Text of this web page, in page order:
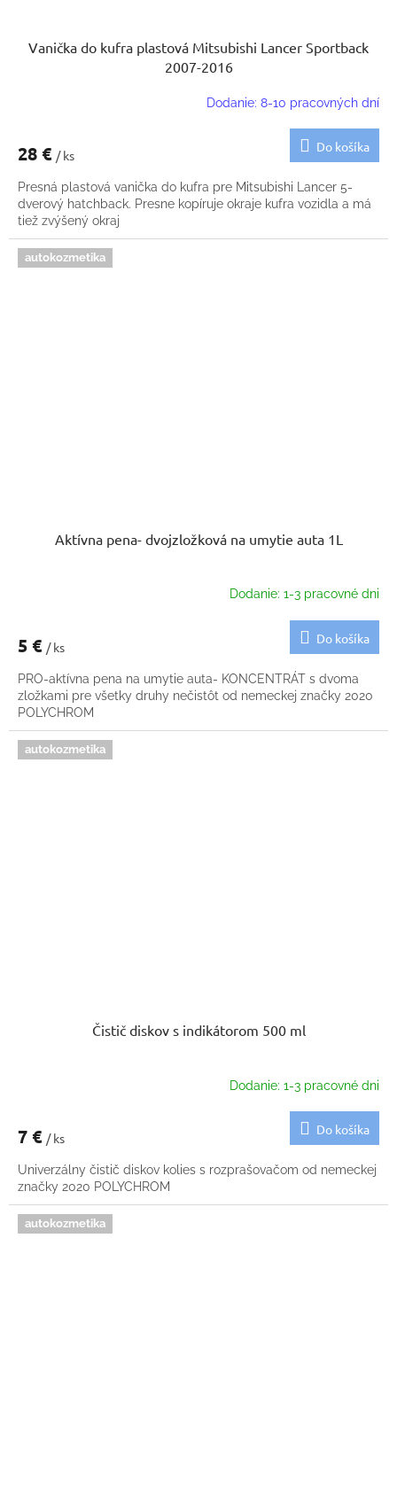
Vanička do kufra plastová Mitsubishi Lancer Sportback
2007-2016
Dodanie: 8-10 pracovných dní
28 € / ks
Do košíka
Presná plastová vanička do kufra pre Mitsubishi Lancer 5-
dverový hatchback. Presne kopíruje okraje kufra vozidla a má
tiež zvýšený okraj
autokozmetika
Aktívna pena- dvojzložková na umytie auta 1L
Dodanie: 1-3 pracovné dni
5 € / ks
Do košíka
PRO-aktívna pena na umytie auta- KONCENTRÁT s dvoma
zložkami pre všetky druhy nečistôt od nemeckej značky 2020
POLYCHROM
autokozmetika
Čistič diskov s indikátorom 500 ml
Dodanie: 1-3 pracovné dni
7 € / ks
Do košíka
Univerzálny čistič diskov kolies s rozprašovačom od nemeckej
značky 2020 POLYCHROM
autokozmetika